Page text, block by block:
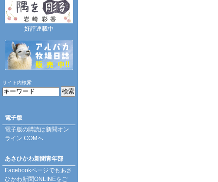
好評連載中
サイト内検索
電子版
電子版の購読は新聞オン
ライン.COMへ
あさひかわ新聞青年部
Facebookページでもあさ
ひかわ新聞ONLINEをご